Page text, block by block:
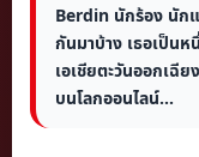
Berdin นักร้อง นัก
กันมาบ้าง เธอเป็น
เอเชียตะวันออกเฉี
บนโลกออนไลน์...